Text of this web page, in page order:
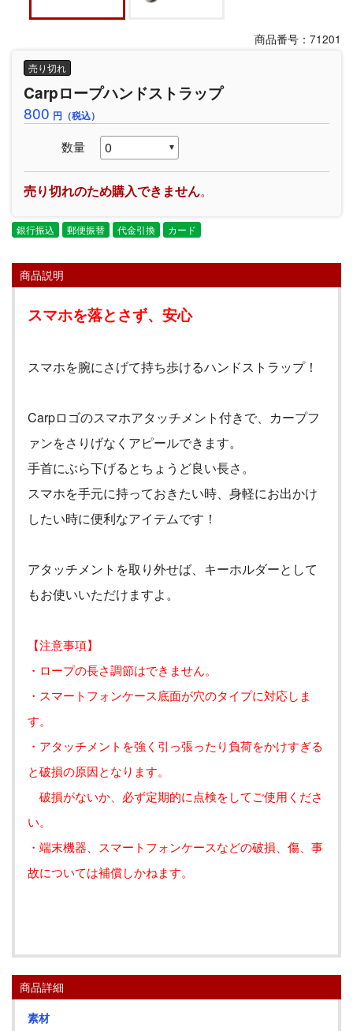
商品番号：71201
売り切れ
Carpロープハンドストラップ
800 円（税込）
数量
売り切れのため購入できません。
銀行振込 郵便振替 代金引換 カード
商品説明
スマホを落とさず、安心
スマホを腕にさげて持ち歩けるハンドストラップ！
Carpロゴのスマホアタッチメント付きで、カープフ
ァンをさりげなくアピールできます。
手首にぶら下げるとちょうど良い長さ。
スマホを手元に持っておきたい時、身軽にお出かけ
したい時に便利なアイテムです！
アタッチメントを取り外せば、キーホルダーとして
もお使いいただけますよ。
【注意事項】
・ロープの長さ調節はできません。
・スマートフォンケース底面が穴のタイプに対応しま
す。
・アタッチメントを強く引っ張ったり負荷をかけすぎる
と破損の原因となります。
破損がないか、必ず定期的に点検をしてご使用くださ
い。
・端末機器、スマートフォンケースなどの破損、傷、事
故については補償しかねます。
商品詳細
素材